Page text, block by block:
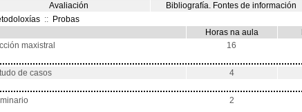
Avaliación
Bibliografía. Fontes de información
:: Probas
Horas na aula
maxistral
16
de casos 4
2